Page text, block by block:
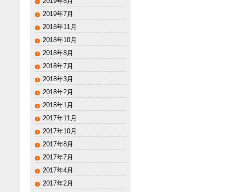
2019年7月
2018年11月
2018年10月
2018年8月
2018年7月
2018年3月
2018年2月
2018年1月
2017年11月
2017年10月
2017年8月
2017年7月
2017年4月
2017年2月